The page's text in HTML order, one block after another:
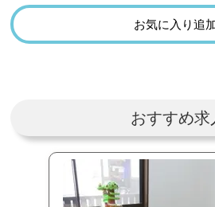
お気に入り追
おすすめ求